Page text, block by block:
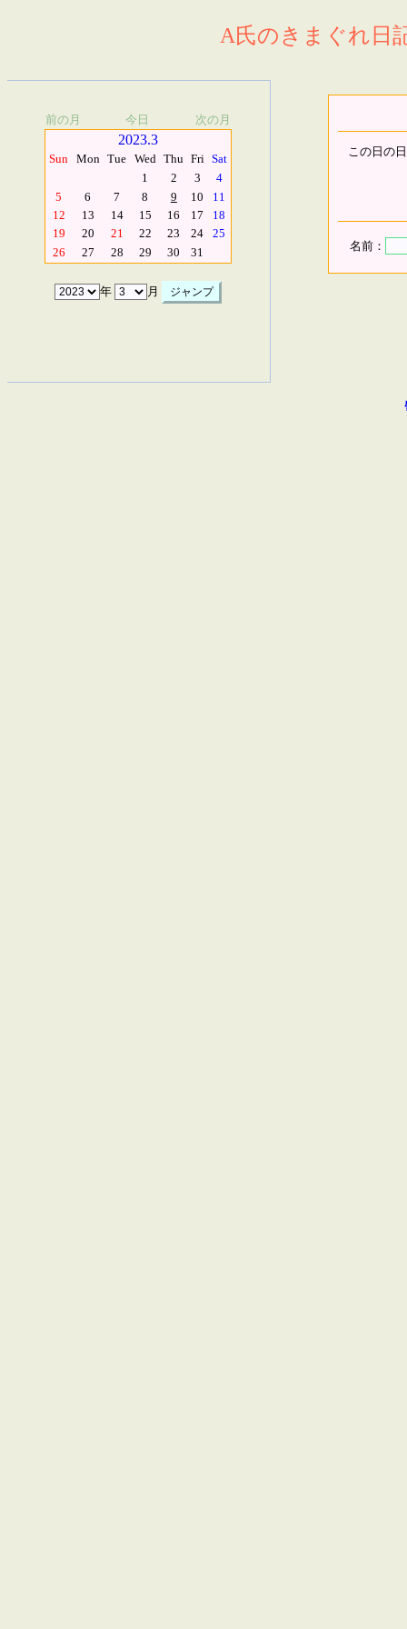
A氏のきまぐれ日
前の月 今日 次の月
2023.3
Sun Mon Tue Wed Thu Fri Sat
1
2 3
4
5
6 7 8 9 10
11
12
13 14 15 16 17
18
19
20 21 22 23 24
25
26
27 28 29 30 31
年 月
この日の
名前：